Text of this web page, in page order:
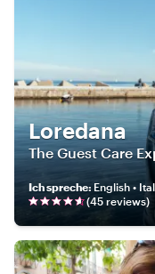
Loredana
The Guest Care
Ich spreche: English •
(45 reviews)